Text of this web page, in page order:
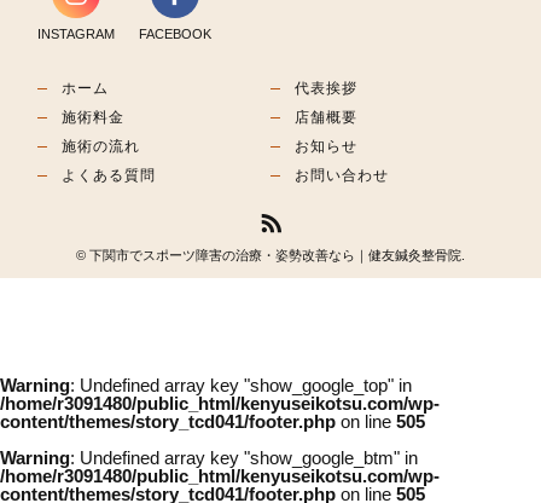
INSTAGRAM FACEBOOK
ホーム
施術料金
施術の流れ
よくある質問
代表挨拶
店舗概要
お知らせ
お問い合わせ
© 下関市でスポーツ障害の治療・姿勢改善なら｜健友鍼灸整骨院.
Warning: Undefined array key "show_google_top" in
/home/r3091480/public_html/kenyuseikotsu.com/wp-
content/themes/story_tcd041/footer.php on line 505
Warning: Undefined array key "show_google_btm" in
/home/r3091480/public_html/kenyuseikotsu.com/wp-
content/themes/story_tcd041/footer.php on line 505